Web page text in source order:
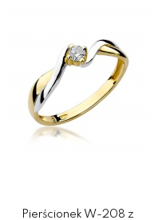
Pierścionek W-208 z